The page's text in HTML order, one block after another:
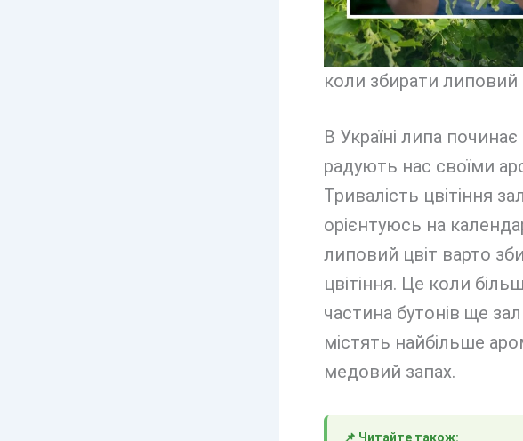
коли збирати липовий
В Україні липа
радують нас своїми
Тривалість цвітіння
орієнтуюсь на
липовий цвіт варто
цвітіння. Це коли
частина бутонів ще
містять найбільше
медовий запах.
📌 Читайте також: